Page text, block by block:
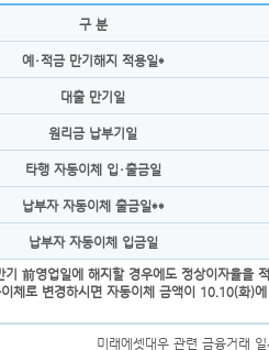
구 분
예・적금 만기해지 적용일*
대출 만기일
원리금 납부기일
타행 자동이체 입・출금일
납부자 자동이체 출금일**
납부자 자동이체 입금일
기 前영업일에 해지할 경우에도 정상이자율
체로 변경하시면 자동이체 금액이 10.10(화)
미래에셋대우 관련 금융거래